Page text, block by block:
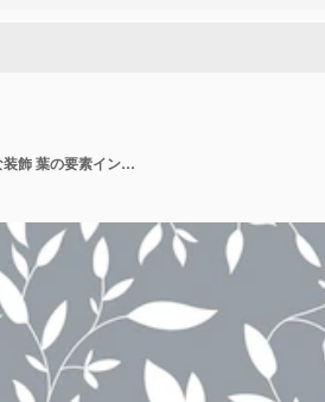
自然の葉 シームレスな背景 ヴィンテージのパターン 幾何学的な装飾 葉の要素インデックス